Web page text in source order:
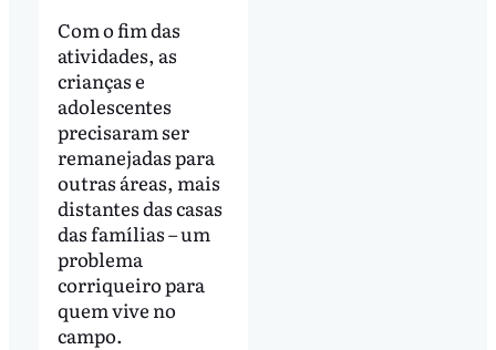
Com o fim das
atividades, as
crianças e
adolescentes
precisaram ser
remanejadas para
outras áreas, mais
distantes das casas
das famílias – um
problema
corriqueiro para
quem vive no
campo.